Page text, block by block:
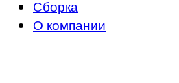
Сборка
О компании